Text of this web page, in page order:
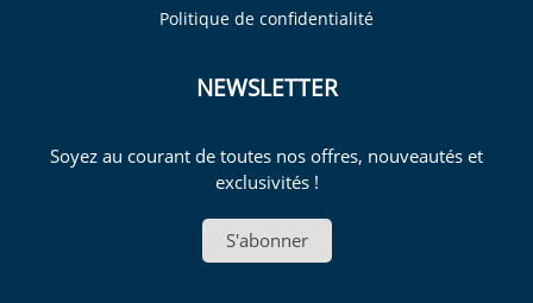
Politique de confidentialité
NEWSLETTER
Soyez au courant de toutes nos offres, nouveautés et
exclusivités !
S'abonner